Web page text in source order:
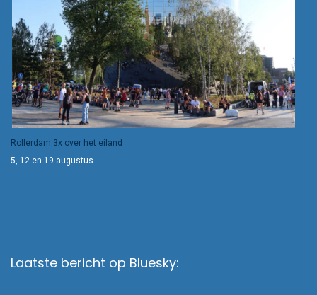
Rollerdam 3x over het eiland
5, 12 en 19 augustus
Laatste bericht op Bluesky: